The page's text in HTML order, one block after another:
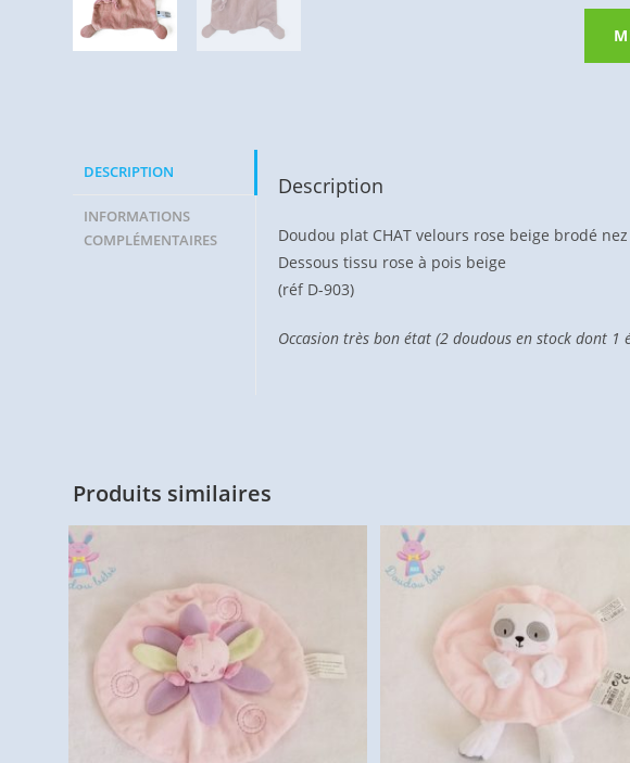
DESCRIPTION
INFORMATIONS
COMPLÉMENTAIRES
Description
Doudou plat CHAT velours rose beige brodé
Dessous tissu rose à pois beige
(réf D-903)
Occasion très bon état (2 doudous en stock dont 1
Produits similaires